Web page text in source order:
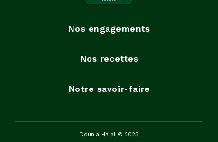
Nos engagements
Nos recettes
Notre savoir-faire
Dounia Halal © 2025